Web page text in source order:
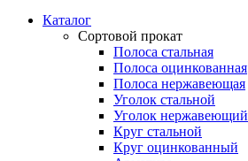
Каталог
Сортовой прокат
Полоса стальная
Полоса оцинкованная
Полоса нержавеющая
Уголок стальной
Уголок нержавеющий
Круг стальной
Круг оцинкованный